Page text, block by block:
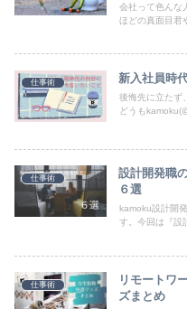
会社って色んな
ほどの真面目君
仕事術 新入社員時
後悔先に立たず
どうも
仕事術
設計開発職
６選
kamoku設計開
す。今回は『設
仕事術
リモートワ
ズまとめ